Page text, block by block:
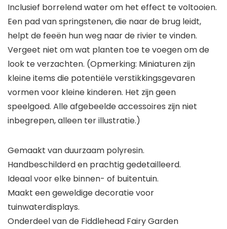
Inclusief borrelend water om het effect te voltooien.
Een pad van springstenen, die naar de brug leidt,
helpt de feeën hun weg naar de rivier te vinden.
Vergeet niet om wat planten toe te voegen om de
look te verzachten. (Opmerking: Miniaturen zijn
kleine items die potentiële verstikkingsgevaren
vormen voor kleine kinderen. Het zijn geen
speelgoed. Alle afgebeelde accessoires zijn niet
inbegrepen, alleen ter illustratie.)
Gemaakt van duurzaam polyresin.
Handbeschilderd en prachtig gedetailleerd.
Ideaal voor elke binnen- of buitentuin.
Maakt een geweldige decoratie voor
tuinwaterdisplays.
Onderdeel van de Fiddlehead Fairy Garden